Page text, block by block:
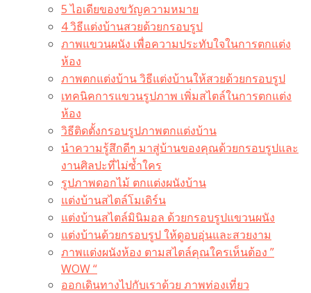
5 ไอเดียของขวัญความหมาย
4 วิธีแต่งบ้านสวยด้วยกรอบรูป
ภาพแขวนผนัง เพื่อความประทับใจในการตกแต่ง
ห้อง
ภาพตกแต่งบ้าน วิธีแต่งบ้านให้สวยด้วยกรอบรูป
เทคนิคการแขวนรูปภาพ เพิ่มสไตล์ในการตกแต่ง
ห้อง
วิธีติดตั้งกรอบรูปภาพตกแต่งบ้าน
นำความรู้สึกดีๆ มาสู่บ้านของคุณด้วยกรอบรูปและ
งานศิลปะที่ไม่ซ้ำใคร
รูปภาพดอกไม้ ตกแต่งผนังบ้าน
แต่งบ้านสไตล์โมเดิร์น
แต่งบ้านสไตล์มินิมอล ด้วยกรอบรูปแขวนผนัง
แต่งบ้านด้วยกรอบรูป ให้ดูอบอุ่นและสวยงาม
ภาพแต่งผนังห้อง ตามสไตล์คุณใครเห็นต้อง ”
WOW “
ออกเดินทางไปกับเราด้วย ภาพท่องเที่ยว